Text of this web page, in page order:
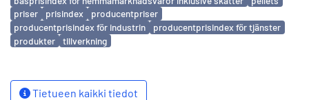
priser
prisindex
producentpriser
producentprisindex för industrin
producentprisindex för tjänster
produkter
tillverkning
Tietueen kaikki tiedot